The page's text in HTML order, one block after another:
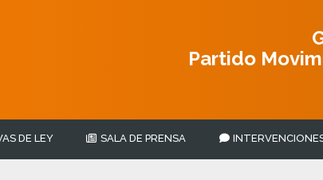
Partido
DE LEY SALA DE PRENSA